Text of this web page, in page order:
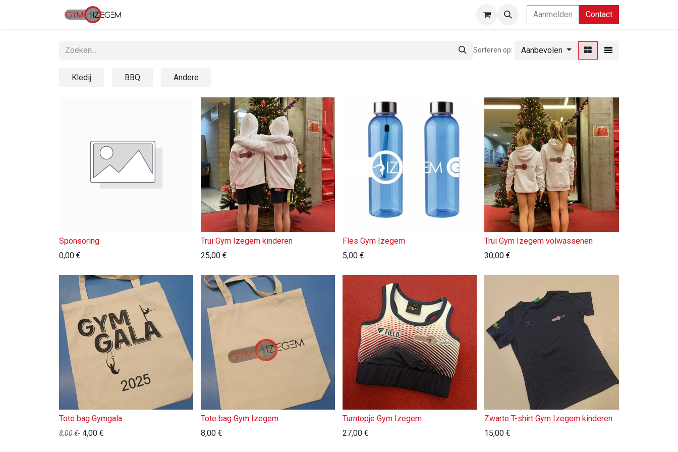
Aanmelden Contact
Sorteren op: Aanbevolen
Kledij BBQ Andere
Sponsoring
0,00 €
Trui Gym Izegem kinderen
25,00 €
Fles Gym Izegem
5,00 €
Trui Gym Izegem volwassenen
30,00 €
Tote bag Gymgala
8,00€ 4,00 €
Tote bag Gym Izegem
8,00 €
Turntopje Gym Izegem
27,00 €
Zwarte T-shirt Gym Izegem kinderen
15,00 €